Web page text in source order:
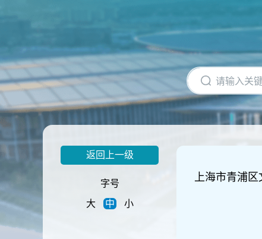
主
要
内
容
区
域
返回上一级
字号
大
中 小
上海市青浦